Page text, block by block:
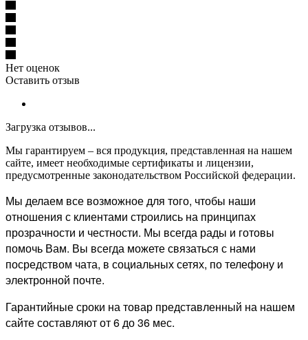
Нет оценок
Оставить отзыв
Загрузка отзывов...
Мы гарантируем – вся продукция, представленная на нашем
сайте, имеет необходимые сертификаты и лицензии,
предусмотренные законодательством Российской федерации.
Мы делаем все возможное для того, чтобы наши
отношения с клиентами строились на принципах
прозрачности и честности. Мы всегда рады и готовы
помочь Вам. Вы всегда можете связаться с нами
посредством чата, в социальных сетях, по телефону и
электронной почте.
Гарантийные сроки на товар представленный на нашем
сайте составляют от 6 до 36 мес.